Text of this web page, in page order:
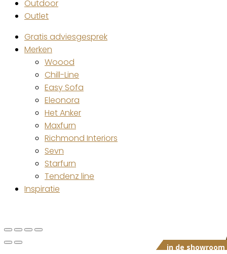
in de showroom
in de showroom
in de showroom
in de showroom
in de showroom
in de showroom
in de showroom
in de showroom
Outdoor
Outlet
Gratis adviesgesprek
Merken
Woood
Chill-Line
Easy Sofa
Eleonora
Het Anker
Maxfurn
Richmond Interiors
Sevn
Starfurn
Tendenz line
Inspiratie